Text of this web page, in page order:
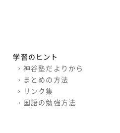
学習のヒント
› 神谷塾だよりから
› まとめの方法
› リンク集
› 国語の勉強方法